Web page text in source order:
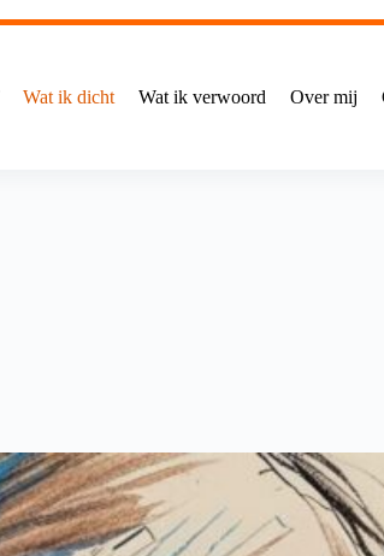
Wat ik dicht Wat ik verwoord Over mij